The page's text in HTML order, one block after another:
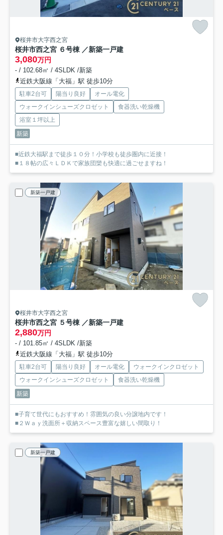
桜井市大字西之宮
桜井市西之宮 ６号棟 ／新築一戸建
3,080万円
- / 102.68㎡ / 4SLDK /新築
近鉄大阪線「大福」駅 徒歩10分
駐車2台可 陽当り良好
オール電化
ウォークインシューズクロゼット
食器洗い乾燥機
浴室１坪以上
新築
■近鉄大福駅まで徒歩１０分！小学校も徒歩圏内に近接！
■１８帖の広々ＬＤＫで家族団欒も快適に過ごせますね！
新築一戸建
桜井市大字西之宮
桜井市西之宮 ５号棟 ／新築一戸建
2,880万円
- / 101.85㎡ / 4SLDK /新築
近鉄大阪線「大福」駅 徒歩10分
駐車2台可 陽当り良好 オール電化
ウォークインクロゼット
ウォークインシューズクロゼット
食器洗い乾燥機
新築
■子育て世代にもおすすめ！雰囲気の良い分譲地内です！
■２Ｗａｙ洗面所＋収納スペース豊富な嬉しい間取り！
新築一戸建